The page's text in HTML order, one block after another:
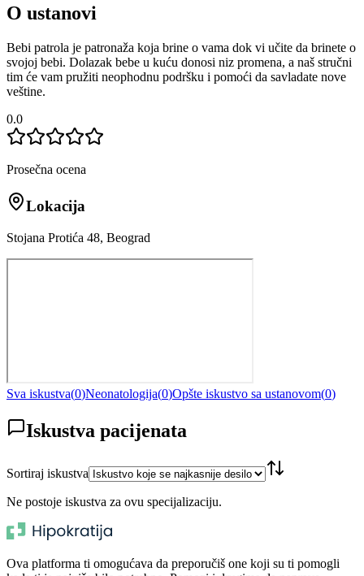
O ustanovi
Bebi patrola je patronaža koja brine o vama dok vi učite da brinete o
svojoj bebi. Dolazak bebe u kuću donosi niz promena, a naš stručni
tim će vam pružiti neophodnu podršku i pomoći da savladate nove
veštine.
0.0
Prosečna ocena
Lokacija
Stojana Protića 48, Beograd
Sva iskustva(0)Neonatologija(0)Opšte iskustvo sa ustanovom(0)
Iskustva pacijenata
Sortiraj iskustva
Ne postoje iskustva za ovu specijalizaciju.
Ova platforma ti omogućava da preporučiš one koji su ti pomogli